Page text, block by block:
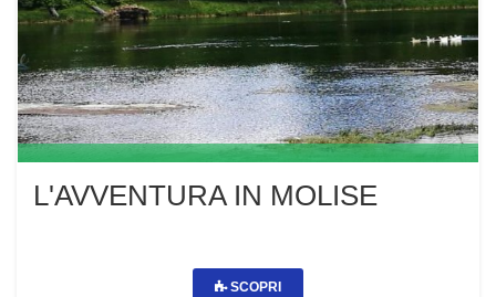
L'AVVENTURA IN MOLISE
SCOPRI